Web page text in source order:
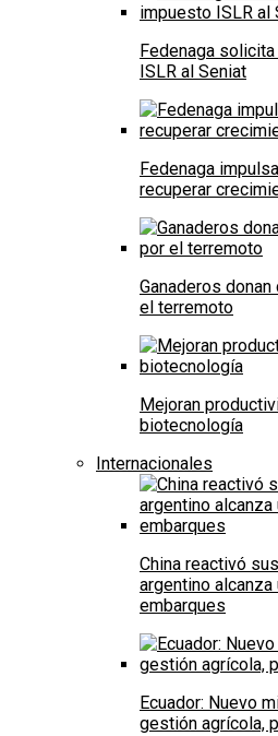
Fedenaga
ISLR al Seniat
Fedenaga
recuperar
Ganaderos
el terremoto
Mejoran
biotecnología
Internacionales
China reactivó
argentino
embarques
Ecuador: Nuevo
gestión agrícola,